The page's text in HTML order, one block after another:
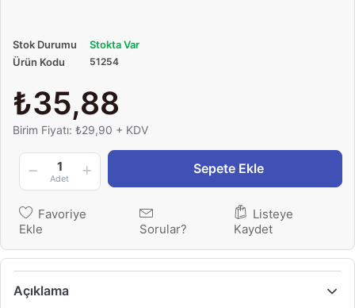
Stok Durumu
Stokta Var
Ürün Kodu
51254
₺35,88
Birim Fiyatı: ₺29,90 + KDV
1
Adet
Sepete Ekle
Favoriye
Ekle
Sorular?
Listeye
Kaydet
Açıklama